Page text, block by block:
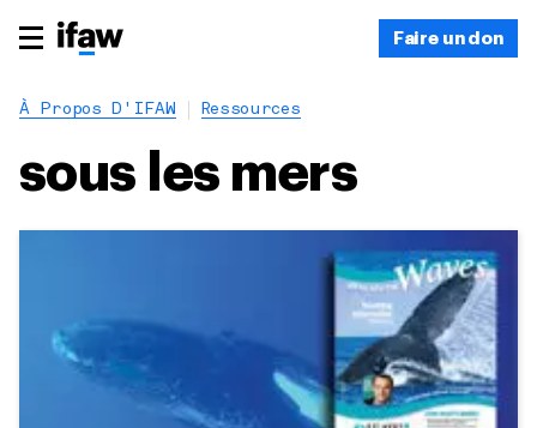
Faire un don
À Propos D'IFAW Ressources
sous les mers